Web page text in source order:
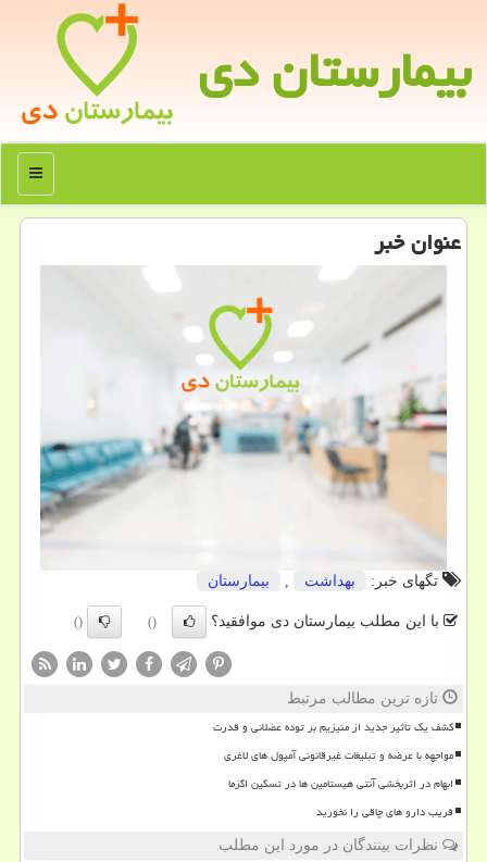
بیمارستان دی
منو
عنوان خبر
تگهای خبر: بهداشت بیمارستان
با این مطلب بیمارستان دی موافقید؟ ()
()
تازه ترین مطالب مرتبط
کشف یک تأثیر جدید از منیزیم بر توده عضلانی و قدرت
مواجهه با عرضه و تبلیغات غیرقانونی آمپول های لاغری
ابهام در اثربخشی آنتی هیستامین ها در تسکین اگزما
فریب دارو های چاقی را نخورید
نظرات بینندگان در مورد این مطلب